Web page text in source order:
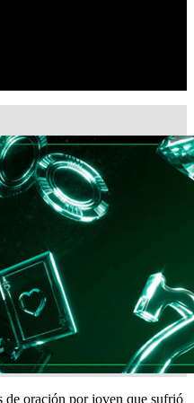
de oración por joven que sufrió